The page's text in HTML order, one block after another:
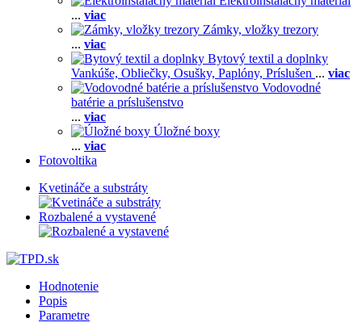
... viac
Zámky, vložky trezory
... viac
Bytový textil a doplnky
Vankúše, Obliečky, Osušky, Paplóny, Príslušen ... viac
Vodovodné
batérie a príslušenstvo
... viac
Úložné boxy
... viac
Fotovoltika
Kvetináče a substráty
Rozbalené a vystavené
Hodnotenie
Popis
Parametre